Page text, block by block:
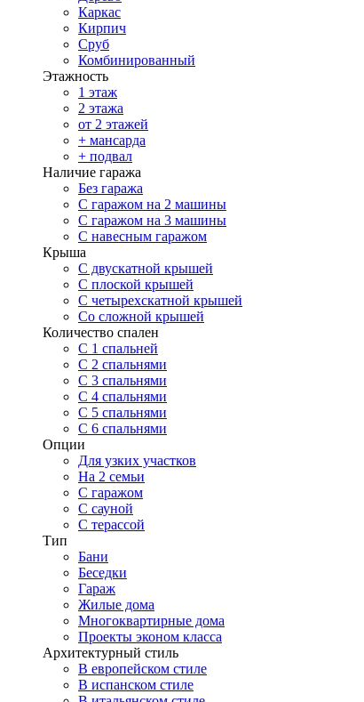
Каркас
Кирпич
Сруб
Комбинированный
Этажность
1 этаж
2 этажа
от 2 этажей
+ мансарда
+ подвал
Наличие гаража
Без гаража
С гаражом на 2 машины
С гаражом на 3 машины
С навесным гаражом
Крыша
С двускатной крышей
С плоской крышей
С четырехскатной крышей
Со сложной крышей
Количество спален
С 1 спальней
С 2 спальнями
С 3 спальнями
С 4 спальнями
С 5 спальнями
С 6 спальнями
Опции
Для узких участков
На 2 семьи
С гаражом
С сауной
С терассой
Тип
Бани
Беседки
Гараж
Жилые дома
Многоквартирные дома
Проекты эконом класса
Архитектурный стиль
В европейском стиле
В испанском стиле